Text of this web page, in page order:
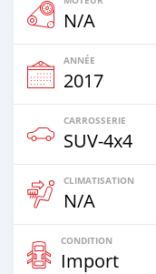
N/A
ANNÉE
2017
CARROSSERIE
SUV‒4x4
CLIMATISATION
N/A
CONDITION
Import